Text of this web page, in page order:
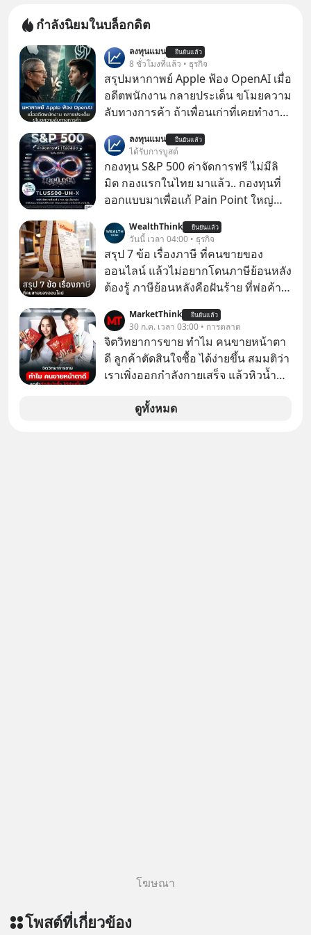
กำลังนิยมในบล็อกดิต
ลงทุนแมน ยืนยันแล้ว
8 ชั่วโมงที่แล้ว • ธุรกิจ
สรุปมหากาพย์ Apple ฟ้อง OpenAI เมื่อ
อดีตพนักงาน กลายประเด็น ขโมยความ
ลับทางการค้า ถ้าเพื่อนเก่าที่เคยทำงาน
เก่าที่เขาเคยทำไว้ ตอนยังอยู่บริษัท
เดียวกัน
ลงทุนแมน ยืนยันแล้ว
ได้รับการบูสต์
กองทุน S&P 500 ค่าจัดการฟรี ไม่มีลิ
มิต กองแรกในไทย มาแล้ว.. กองทุนที่
ออกแบบมาเพื่อแก้ Pain Point ใหญ่
WealthThink ยืนยันแล้ว
วันนี้ เวลา 04:00 • ธุรกิจ
สรุป 7 ข้อ เรื่องภาษี ที่คนขายของ
ออนไลน์ แล้วไม่อยากโดนภาษีย้อนหลัง
ต้องรู้ ภาษีย้อนหลังคือฝันร้าย ที่พ่อค้า
MarketThink ยืนยันแล้ว
30 ก.ค. เวลา 03:00 • การตลาด
จิตวิทยาการขาย ทำไม คนขายหน้าตา
ดี ลูกค้าตัดสินใจซื้อ ได้ง่ายขึ้น สมมติว่า
เราเพิ่งออกกำลังกายเสร็จ แล้วหิวน้ำ
ขายของเหมือนกันทุกอย่าง
ดูทั้งหมด
โฆษณา
โพสต์ที่เกี่ยวข้อง